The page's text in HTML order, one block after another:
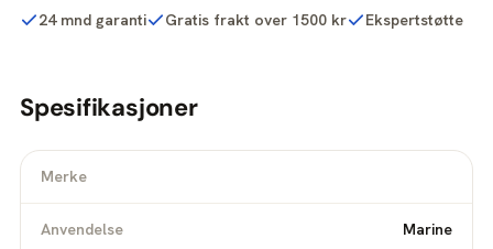
24 mnd garanti Gratis frakt over 1500 kr Ekspertstøtte
Spesifikasjoner
Merke
Anvendelse Marine